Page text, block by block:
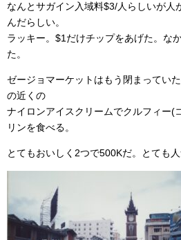
なんとサガイン入域料$3/人らしいが人
んだらしい。
ラッキー。$1だけチップをあげた。な
た。
ゼージョマーケットはもう閉まってい
の近くの
ナイロンアイスクリームでクルフィー(
リンを食べる。
とてもおいしく2つで500Kだ。とても人